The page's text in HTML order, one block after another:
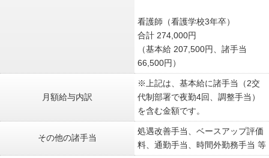
看護師（看護学校3年卒）
合計 274,000円
（基本給 207,500円、諸手当
66,500円）
月額給与内訳
※上記は、基本給に諸手当（2交
代制部署で夜勤4回、調整手当）
を含む金額です。
その他の諸手当
処遇改善手当、ベースアップ評価
料、通勤手当、時間外勤務手当 等